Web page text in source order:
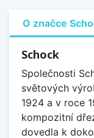
O značce
Schock
Společnosti
světových
1924 a v roce
kompozitní
dovedla k